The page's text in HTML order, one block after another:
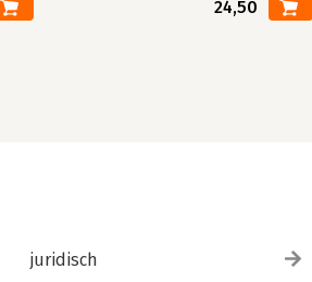
24,50
juridisch